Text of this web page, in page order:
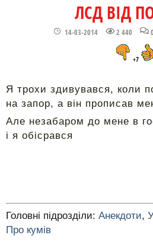
ЛСД ВІД
14-03-2014 2 440 0
+7
Я трохи здивувався, коли
на запор, а він прописав
Але незабаром до мене в
і я обісрався
Головні підрозділи: Анекдоти,
Про кумів